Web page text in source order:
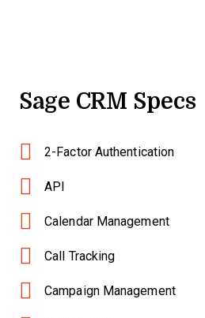
Sage CRM Specs
2-Factor Authentication
API
Calendar Management
Call Tracking
Campaign Management